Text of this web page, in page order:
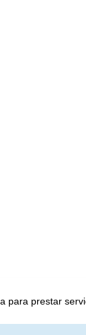
para prestar